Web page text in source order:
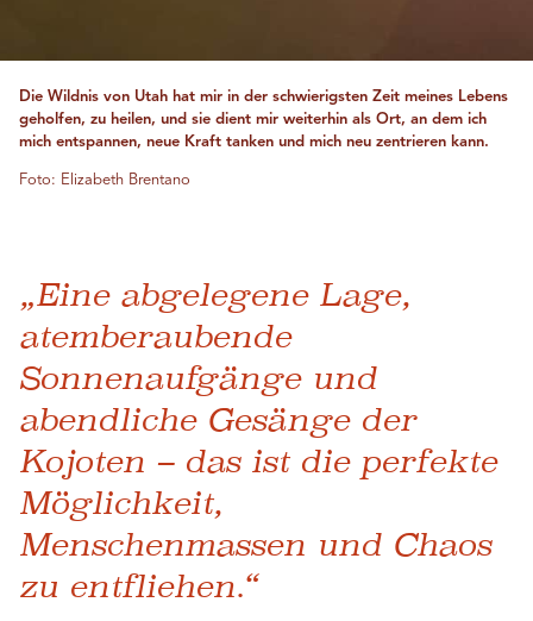
Die Wildnis von Utah hat mir in der schwierigsten Zeit meines Lebens
geholfen, zu heilen, und sie dient mir weiterhin als Ort, an dem ich
mich entspannen, neue Kraft tanken und mich neu zentrieren kann.
Foto: Elizabeth Brentano
„Eine abgelegene Lage,
atemberaubende
Sonnenaufgänge und
abendliche Gesänge der
Kojoten – das ist die perfekte
Möglichkeit,
Menschenmassen und Chaos
zu entfliehen.“